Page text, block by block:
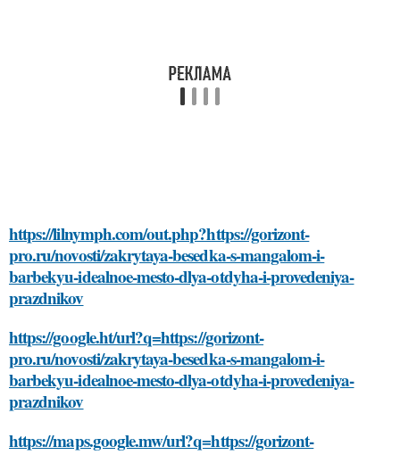
https://lilnymph.com/out.php?https://gorizont-
pro.ru/novosti/zakrytaya-besedka-s-mangalom-i-
barbekyu-idealnoe-mesto-dlya-otdyha-i-provedeniya-
prazdnikov
https://google.ht/url?q=https://gorizont-
pro.ru/novosti/zakrytaya-besedka-s-mangalom-i-
barbekyu-idealnoe-mesto-dlya-otdyha-i-provedeniya-
prazdnikov
https://maps.google.mw/url?q=https://gorizont-